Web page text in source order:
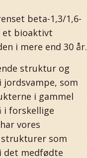
beta-1,3/1,6-
et bioaktivt
i mere end 30 år.
struktur og
jordsvampe, som
i gammel
i forskellige
vores
som
det medfødte